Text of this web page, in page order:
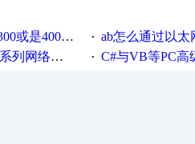
怎么想编写呀！ · ab怎么通过以太网
讯的源代码 · C#与VB等PC高级语言与